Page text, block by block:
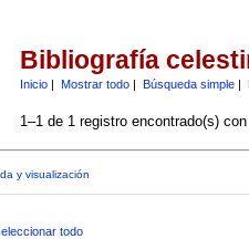
Bibliografía
Inicio| Mostrar todo| Búsqueda simple|
1–1 de 1 registro encontrado(s)
y visualización
todo